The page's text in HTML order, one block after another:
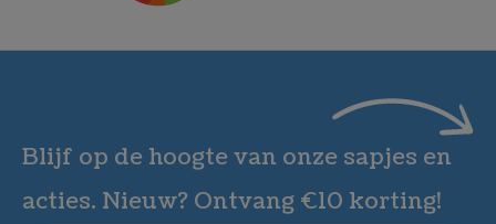
Blijf op de hoogte van onze sapjes en
acties. Nieuw? Ontvang €10 korting!